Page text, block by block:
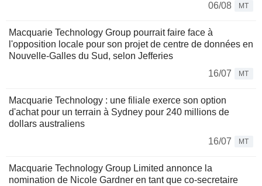
06/08
MT
Macquarie Technology Group pourrait faire face à
l'opposition locale pour son projet de centre de données en
Nouvelle-Galles du Sud, selon Jefferies
16/07
MT
Macquarie Technology : une filiale exerce son option
d'achat pour un terrain à Sydney pour 240 millions de
dollars australiens
16/07
MT
Macquarie Technology Group Limited annonce la
nomination de Nicole Gardner en tant que co-secretaire